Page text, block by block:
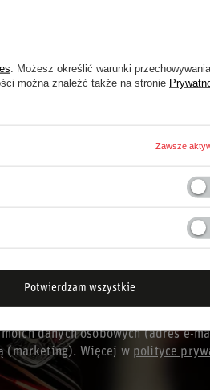
Podaj swój adres e-mail
danych osobowych (adres e-
(marketing). Więcej w polityce
. Możesz określić warunki
można znaleźć także na stronie
Zawsze
Potwierdzam wszystkie